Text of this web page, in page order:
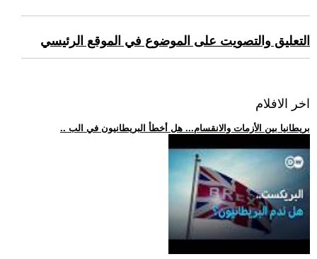
التعليق والتصويت على الموضوع في الموقع الرئيسي
اخر الافلام
.. بريطانيا بين الأزمات والانقسام... هل أخطأ البريطانيون في الب